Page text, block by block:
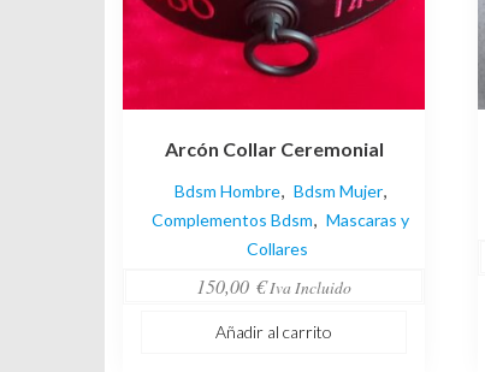
Arcón Collar Ceremonial
Bdsm Hombre, Bdsm Mujer,
Complementos Bdsm, Mascaras y
Collares
150,00 € Iva Incluido
Añadir al carrito